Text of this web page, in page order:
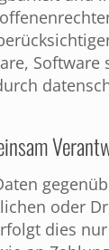
oder
dies